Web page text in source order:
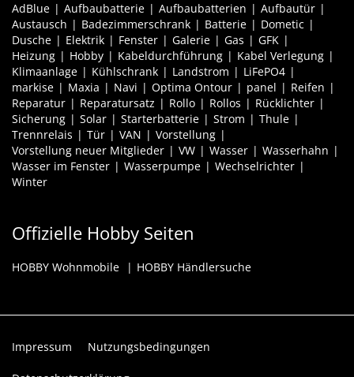
AdBlue Aufbaubatterie Aufbaubatterien
Aufbautür
Austausch
Badezimmerschrank Batterie
Dometic
Dusche
Elektrik Fenster Galerie Gas
GFK
Heizung
Hobby Kabeldurchführung
Kabel Verlegung
Klimaanlage
Kühlschrank Landstrom
LiFePO4
markise
Maxia Navi Optima Ontour panel
Reifen
Reparatur
Reparatursatz Rollo Rollos
Rücklichter
Sicherung
Solar Starterbatterie Strom
Thule
Trennrelais
Tür VAN
Vorstellung
Vorstellung neuer Mitglieder
VW Wasser
Wasserhahn
Wasser im Fenster
Wasserpumpe
Wechselrichter
Winter
Offizielle Hobby Seiten
HOBBY Wohnmobile HOBBY Händlersuche
Impressum Nutzungsbedingungen